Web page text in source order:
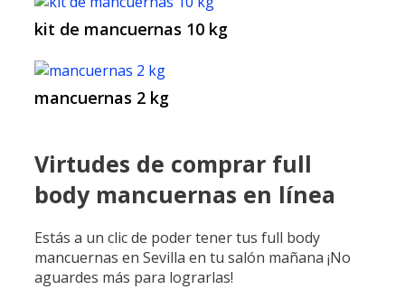
kit de mancuernas 10 kg
mancuernas 2 kg
Virtudes de comprar full
body mancuernas en línea
Estás a un clic de poder tener tus full body
mancuernas en Sevilla en tu salón mañana ¡No
aguardes más para lograrlas!